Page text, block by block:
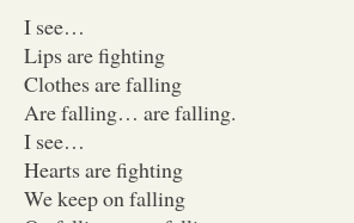
I see…
Lips are fighting
Clothes are falling
Are falling… are falling.
I see…
Hearts are fighting
We keep on falling